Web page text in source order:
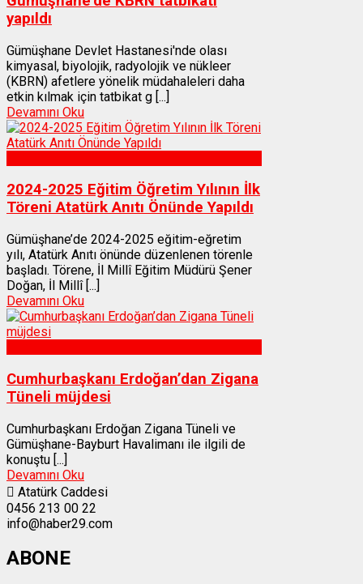
yapıldı
Gümüşhane Devlet Hastanesi'nde olası
kimyasal, biyolojik, radyolojik ve nükleer
(KBRN) afetlere yönelik müdahaleleri daha
etkin kılmak için tatbikat g [...]
Devamını Oku
2024-2025 Eğitim Öğretim Yılının İlk
Töreni Atatürk Anıtı Önünde Yapıldı
Gümüşhane’de 2024-2025 eğitim-eğretim
yılı, Atatürk Anıtı önünde düzenlenen törenle
başladı. Törene, İl Millî Eğitim Müdürü Şener
Doğan, İl Millî [...]
Devamını Oku
Cumhurbaşkanı Erdoğan’dan Zigana
Tüneli müjdesi
Cumhurbaşkanı Erdoğan Zigana Tüneli ve
Gümüşhane-Bayburt Havalimanı ile ilgili de
konuştu [...]
Devamını Oku
Atatürk Caddesi
0456 213 00 22
info@haber29.com
ABONE